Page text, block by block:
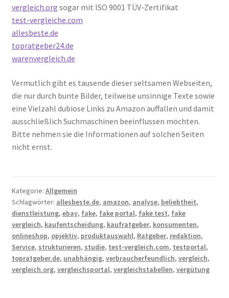
vergleich.org sogar mit ISO 9001 TÜV-Zertifikat
test-vergleiche.com
allesbeste.de
topratgeber24.de
warenvergleich.de
Vermutlich gibt es tausende dieser seltsamen Webseiten,
die nur durch bunte Bilder, teilweise unsinnige Texte sowie
eine Vielzahl dubiose Links zu Amazon auffallen und damit
ausschließlich Suchmaschinen beeinflussen möchten.
Bitte nehmen sie die Informationen auf solchen Seiten
nicht ernst.
Kategorie: Allgemein
Schlagwörter: allesbeste.de, amazon, analyse, beliebtheit,
dienstleistung, ebay, fake, fake portal, fake test, fake
vergleich, kaufentscheidung, kaufratgeber, konsumenten,
onlineshop, opjektiv, produktauswahl, Ratgeber, redaktion,
Service, strukturieren, studie, test-vergleich.com, testportal,
topratgeber.de, unabhängig, verbraucherfeundlich, vergleich,
vergleich.org, vergleichsportal, vergleichstabellen, vergütung